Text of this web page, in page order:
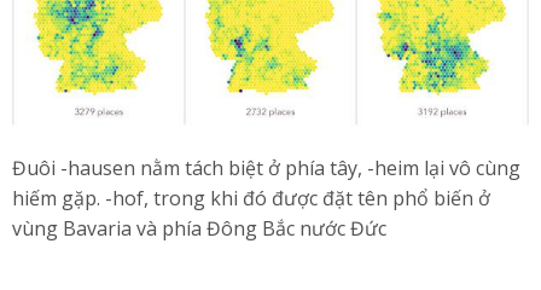
Đuôi -hausen nằm tách biệt ở phía tây, -heim lại vô cùng
hiếm gặp. -hof, trong khi đó được đặt tên phổ biến ở
vùng Bavaria và phía Đông Bắc nước Đức